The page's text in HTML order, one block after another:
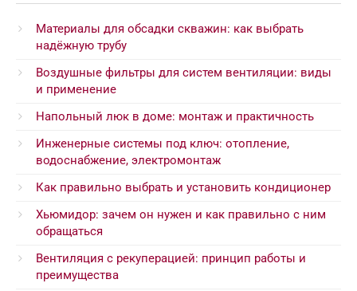
Материалы для обсадки скважин: как выбрать
надёжную трубу
Воздушные фильтры для систем вентиляции: виды
и применение
Напольный люк в доме: монтаж и практичность
Инженерные системы под ключ: отопление,
водоснабжение, электромонтаж
Как правильно выбрать и установить кондиционер
Хьюмидор: зачем он нужен и как правильно с ним
обращаться
Вентиляция с рекуперацией: принцип работы и
преимущества